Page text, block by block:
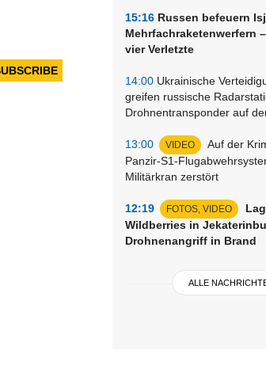
15:16 Russen befeuern
Mehrfachraketenwerfern
vier Verletzte
14:00 Ukrainische
greifen russische
Drohnentransponder auf
13:00 VIDEO
Auf der
Panzir-S1-
Militärkran zerstört
12:19 FOTOS, VIDEO
Wildberries in
Drohnenangriff in Brand
ALLE